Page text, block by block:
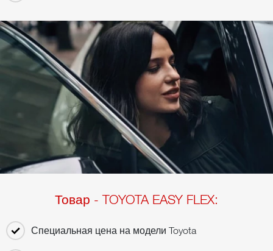
Товар - TOYOTA EASY FLEX:
Специальная цена на модели Toyota